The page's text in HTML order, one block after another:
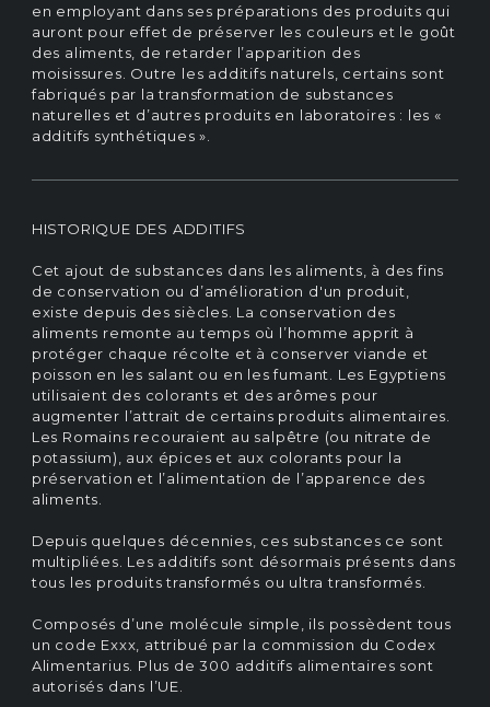
en employant dans ses préparations des produits qui
auront pour effet de préserver les couleurs et le goût
des aliments, de retarder l’apparition des
moisissures. Outre les additifs naturels, certains sont
fabriqués par la transformation de substances
naturelles et d’autres produits en laboratoires : les «
additifs synthétiques ».
HISTORIQUE DES ADDITIFS
Cet ajout de substances dans les aliments, à des fins
de conservation ou d’amélioration d'un produit,
existe depuis des siècles. La conservation des
aliments remonte au temps où l’homme apprit à
protéger chaque récolte et à conserver viande et
poisson en les salant ou en les fumant. Les Egyptiens
utilisaient des colorants et des arômes pour
augmenter l’attrait de certains produits alimentaires.
Les Romains recouraient au salpêtre (ou nitrate de
potassium), aux épices et aux colorants pour la
préservation et l’alimentation de l’apparence des
aliments.
Depuis quelques décennies, ces substances ce sont
multipliées. Les additifs sont désormais présents dans
tous les produits transformés ou ultra transformés.
Composés d’une molécule simple, ils possèdent tous
un code Exxx, attribué par la commission du Codex
Alimentarius. Plus de 300 additifs alimentaires sont
autorisés dans l’UE.